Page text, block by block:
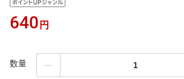
640 円
数量